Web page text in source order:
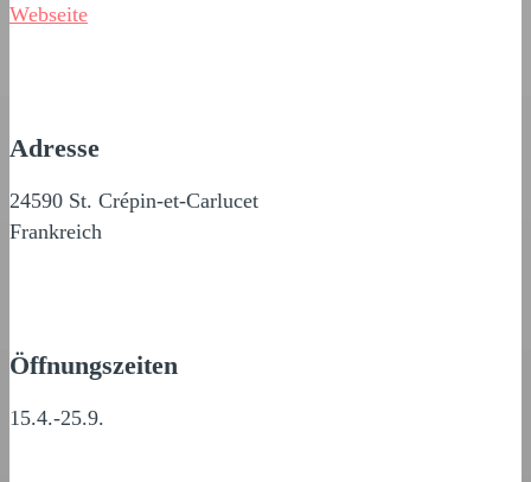
Webseite
Adresse
24590 St. Crépin-et-Carlucet
Frankreich
Öffnungszeiten
15.4.-25.9.